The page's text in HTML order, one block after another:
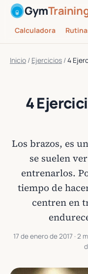
Gym
Calculadora
Inicio / Ejercicios /4
4
Los brazos, es
se suelen
entrenarlos.
tiempo de
centren en
17 de enero de 2017 · 2